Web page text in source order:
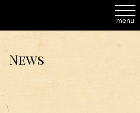
menu
News